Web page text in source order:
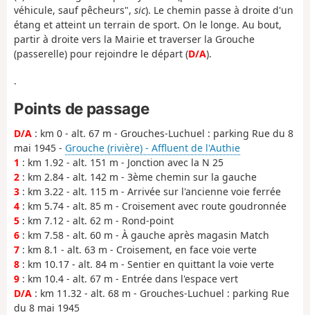
véhicule, sauf pêcheurs", sic). Le chemin passe à droite d'un
étang et atteint un terrain de sport. On le longe. Au bout,
partir à droite vers la Mairie et traverser la Grouche
(passerelle) pour rejoindre le départ (D/A).
.
Points de passage
D/A : km 0 - alt. 67 m - Grouches-Luchuel : parking Rue du 8
mai 1945 - Grouche (rivière) - Affluent de l'Authie
1 : km 1.92 - alt. 151 m - Jonction avec la N 25
2 : km 2.84 - alt. 142 m - 3ème chemin sur la gauche
3 : km 3.22 - alt. 115 m - Arrivée sur l'ancienne voie ferrée
4 : km 5.74 - alt. 85 m - Croisement avec route goudronnée
5 : km 7.12 - alt. 62 m - Rond-point
6 : km 7.58 - alt. 60 m - À gauche après magasin Match
7 : km 8.1 - alt. 63 m - Croisement, en face voie verte
8 : km 10.17 - alt. 84 m - Sentier en quittant la voie verte
9 : km 10.4 - alt. 67 m - Entrée dans l'espace vert
D/A : km 11.32 - alt. 68 m - Grouches-Luchuel : parking Rue
du 8 mai 1945